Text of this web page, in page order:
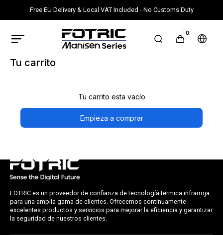
directamente
al contenido
Free EU Delivery & Local VAT Included - No Customs Duty
FOTRIC
Store
Carrito
0
0
artículos
Tu carrito
Tu carrito esta vacío
Empieza a comprar
FOTRIC es un proveedor de confianza de tecnología térmica infrarroja
para una amplia gama de clientes. Ofrecemos continuamente
excelentes productos y servicios para mejorar la eficiencia y garantizar
la seguridad de nuestros clientes.